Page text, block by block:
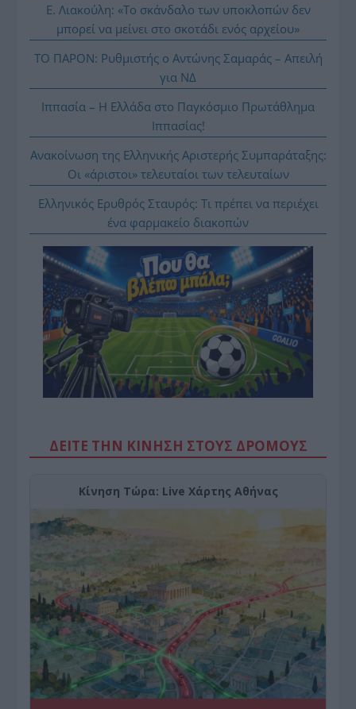
Ε. Λιακούλη: «Το σκάνδαλο των υποκλοπών δεν
μπορεί να μείνει στο σκοτάδι ενός αρχείου»
ΤΟ ΠΑΡΟΝ: Ρυθμιστής ο Αντώνης Σαμαράς – Απειλή
για ΝΔ
Ιππασία – Η Ελλάδα στο Παγκόσμιο Πρωτάθλημα
Ιππασίας!
Ανακοίνωση της Ελληνικής Αριστερής Συμπαράταξης:
Οι «άριστοι» τελευταίοι των τελευταίων
Ελληνικός Ερυθρός Σταυρός: Τι πρέπει να περιέχει
ένα φαρμακείο διακοπών
ΔΕΙΤΕ ΤΗΝ ΚΙΝΗΣΗ ΣΤΟΥΣ ΔΡΌΜΟΥΣ
Κίνηση Τώρα: Live Χάρτης Αθήνας